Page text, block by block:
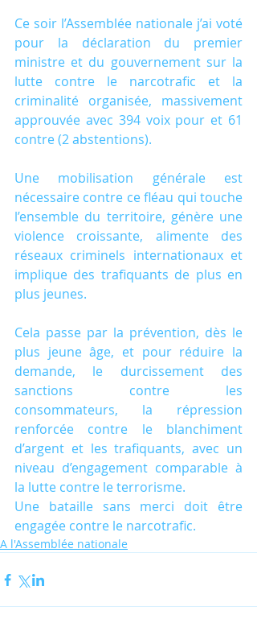
Ce soir l’Assemblée nationale j’ai voté
pour la déclaration du premier
ministre et du gouvernement sur la
lutte contre le narcotrafic et la
criminalité organisée, massivement
approuvée avec 394 voix pour et 61
contre (2 abstentions).
Une mobilisation générale est
nécessaire contre ce fléau qui touche
l’ensemble du territoire, génère une
violence croissante, alimente des
réseaux criminels internationaux et
implique des trafiquants de plus en
plus jeunes.
Cela passe par la prévention, dès le
plus jeune âge, et pour réduire la
demande, le durcissement des
sanctions contre les
consommateurs, la répression
renforcée contre le blanchiment
d’argent et les trafiquants, avec un
niveau d’engagement comparable à
la lutte contre le terrorisme.
Une bataille sans merci doit être
engagée contre le narcotrafic.
A l'Assemblée nationale